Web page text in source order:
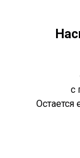
с
Остается